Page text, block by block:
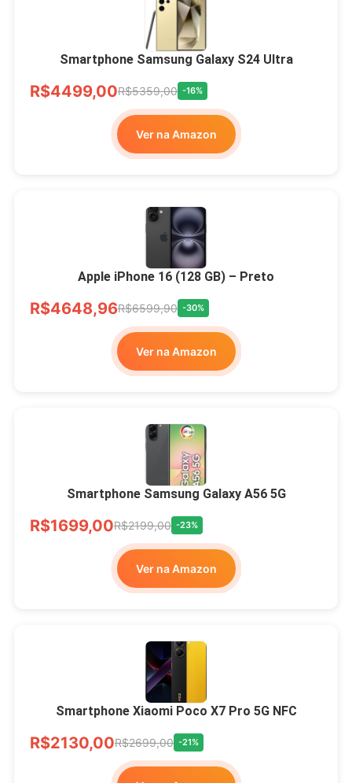
Smartphone Samsung Galaxy S24 Ultra
R$4499,00R$5359,00 -16%
Ver na Amazon
Apple iPhone 16 (128 GB) – Preto
R$4648,96R$6599,90 -30%
Ver na Amazon
Smartphone Samsung Galaxy A56 5G
R$1699,00R$2199,00 -23%
Ver na Amazon
Smartphone Xiaomi Poco X7 Pro 5G NFC
R$2130,00R$2699,00 -21%